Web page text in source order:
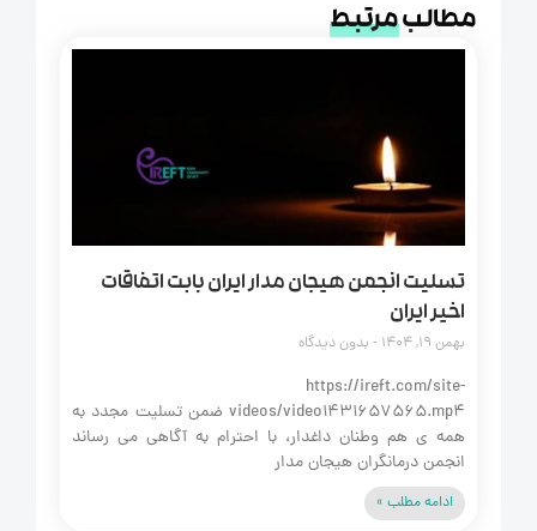
مطالبمرتبط
تسلیت انجمن هیجان مدار ایران بابت اتفاقات
اخیر ایران
بدون دیدگاه
https://ireft.com/site-
videos/video1431657565.mp4 ضمن تسلیت مجدد به
همه‌ ی هم‌ وطنان داغدار، با احترام به آگاهی می‌ رساند
انجمن درمانگران هیجان‌ مدار
ادامه مطلب »